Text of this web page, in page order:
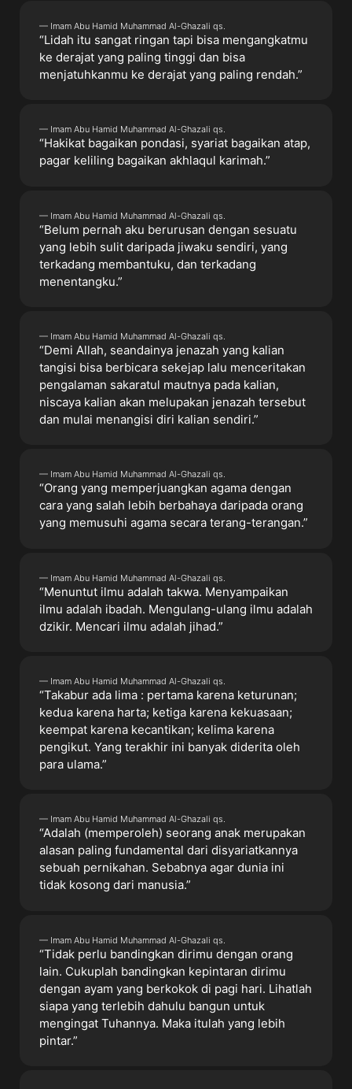
— Imam Abu Hamid Muhammad Al-Ghazali qs.
“Lidah itu sangat ringan tapi bisa mengangkatmu
ke derajat yang paling tinggi dan bisa
menjatuhkanmu ke derajat yang paling rendah.”
— Imam Abu Hamid Muhammad Al-Ghazali qs.
“Hakikat bagaikan pondasi, syariat bagaikan atap,
pagar keliling bagaikan akhlaqul karimah.”
— Imam Abu Hamid Muhammad Al-Ghazali qs.
“Belum pernah aku berurusan dengan sesuatu
yang lebih sulit daripada jiwaku sendiri, yang
terkadang membantuku, dan terkadang
menentangku.”
— Imam Abu Hamid Muhammad Al-Ghazali qs.
“Demi Allah, seandainya jenazah yang kalian
tangisi bisa berbicara sekejap lalu menceritakan
pengalaman sakaratul mautnya pada kalian,
niscaya kalian akan melupakan jenazah tersebut
dan mulai menangisi diri kalian sendiri.”
— Imam Abu Hamid Muhammad Al-Ghazali qs.
“Orang yang memperjuangkan agama dengan
cara yang salah lebih berbahaya daripada orang
yang memusuhi agama secara terang-terangan.”
— Imam Abu Hamid Muhammad Al-Ghazali qs.
“Menuntut ilmu adalah takwa. Menyampaikan
ilmu adalah ibadah. Mengulang-ulang ilmu adalah
dzikir. Mencari ilmu adalah jihad.”
— Imam Abu Hamid Muhammad Al-Ghazali qs.
“Takabur ada lima : pertama karena keturunan;
kedua karena harta; ketiga karena kekuasaan;
keempat karena kecantikan; kelima karena
pengikut. Yang terakhir ini banyak diderita oleh
para ulama.”
— Imam Abu Hamid Muhammad Al-Ghazali qs.
“Adalah (memperoleh) seorang anak merupakan
alasan paling fundamental dari disyariatkannya
sebuah pernikahan. Sebabnya agar dunia ini
tidak kosong dari manusia.”
— Imam Abu Hamid Muhammad Al-Ghazali qs.
“Tidak perlu bandingkan dirimu dengan orang
lain. Cukuplah bandingkan kepintaran dirimu
dengan ayam yang berkokok di pagi hari. Lihatlah
siapa yang terlebih dahulu bangun untuk
mengingat Tuhannya. Maka itulah yang lebih
pintar.”